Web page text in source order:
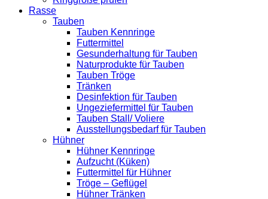
Rasse
Tauben
Tauben Kennringe
Futtermittel
Gesunderhaltung für Tauben
Naturprodukte für Tauben
Tauben Tröge
Tränken
Desinfektion für Tauben
Ungeziefermittel für Tauben
Tauben Stall/ Voliere
Ausstellungsbedarf für Tauben
Hühner
Hühner Kennringe
Aufzucht (Küken)
Futtermittel für Hühner
Tröge – Geflügel
Hühner Tränken